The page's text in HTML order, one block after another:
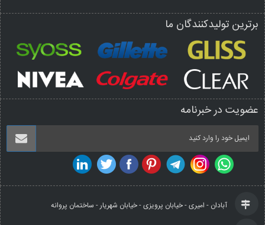
برترین تولیدکنندگان ما
عضویت در خبرنامه
آبادان - امیری - خیابان پرویزی - خیابان شهریار - ساختمان پروانه